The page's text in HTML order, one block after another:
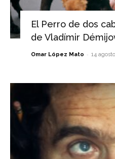
El Perro de dos
de Vladímir
Omar López Mato - 14